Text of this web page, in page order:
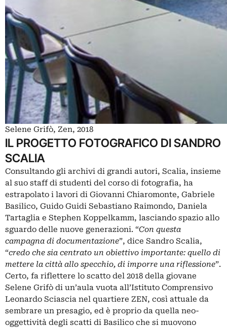
Selene Grifò, Zen, 2018
IL PROGETTO FOTOGRAFICO DI SANDRO
SCALIA
Consultando gli archivi di grandi autori, Scalia, insieme
al suo staff di studenti del corso di fotografia, ha
estrapolato i lavori di Giovanni Chiaromonte, Gabriele
Basilico, Guido Guidi Sebastiano Raimondo, Daniela
Tartaglia e Stephen Koppelkamm, lasciando spazio allo
sguardo delle nuove generazioni. “Con questa
campagna di documentazione”, dice Sandro Scalia,
“credo che sia centrato un obiettivo importante: quello di
mettere la città allo specchio, di imporre una riflessione”.
Certo, fa riflettere lo scatto del 2018 della giovane
Selene Grifò di un’aula vuota all’Istituto Comprensivo
Leonardo Sciascia nel quartiere ZEN, così attuale da
sembrare un presagio, ed è proprio da quella neo-
oggettività degli scatti di Basilico che si muovono